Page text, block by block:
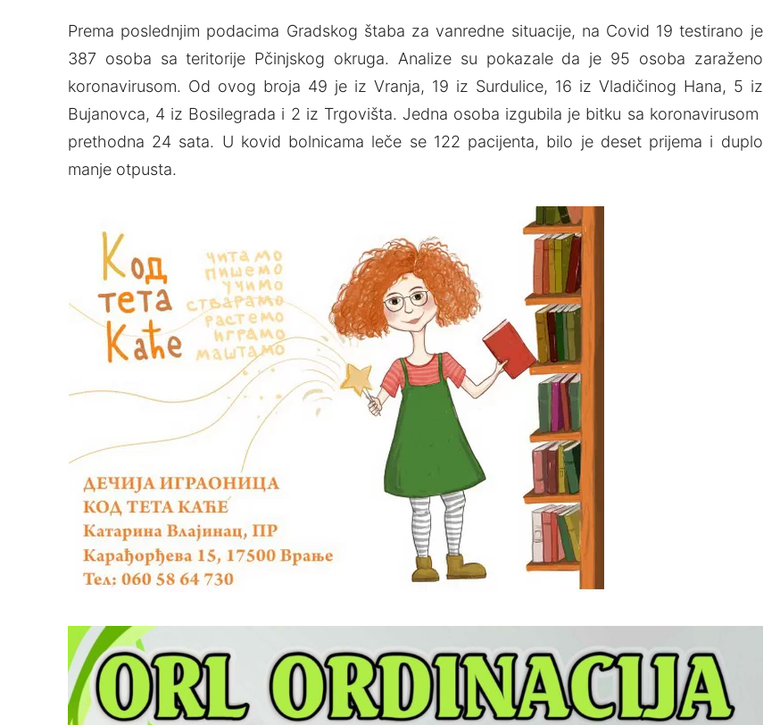
Prema poslednjim podacima Gradskog štaba za vanredne situacije, na Covid 19 testirano je
387 osoba sa teritorije Pčinjskog okruga. Analize su pokazale da je 95 osoba zaraženo
koronavirusom. Od ovog broja 49 je iz Vranja, 19 iz Surdulice, 16 iz Vladičinog Hana, 5 iz
Bujanovca, 4 iz Bosilegrada i 2 iz Trgovišta. Jedna osoba izgubila je bitku sa koronavirusom
prethodna 24 sata. U kovid bolnicama leče se 122 pacijenta, bilo je deset prijema i duplo
manje otpusta.